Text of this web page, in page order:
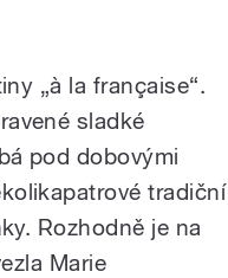
„à la française“.
sladké
pod dobovými
tradiční
Rozhodně je na
Marie